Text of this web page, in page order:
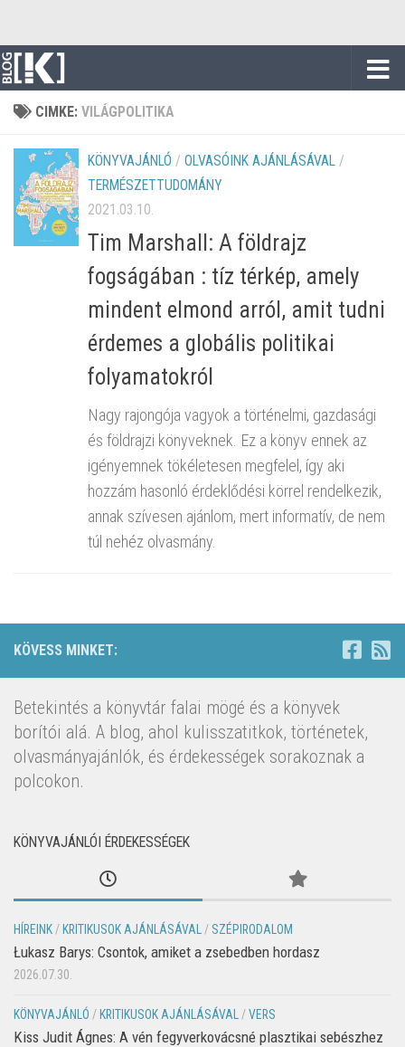
CIMKE: VILÁGPOLITIKA
KÖNYVAJÁNLÓ / OLVASÓINK AJÁNLÁSÁVAL /
TERMÉSZETTUDOMÁNY
2021.03.10.
Tim Marshall: A földrajz
fogságában : tíz térkép, amely
mindent elmond arról, amit tudni
érdemes a globális politikai
folyamatokról
Nagy rajongója vagyok a történelmi, gazdasági
és földrajzi könyveknek. Ez a könyv ennek az
igényemnek tökéletesen megfelel, így aki
hozzám hasonló érdeklődési körrel rendelkezik,
annak szívesen ajánlom, mert informatív, de nem
túl nehéz olvasmány.
KÖVESS MINKET:
Betekintés a könyvtár falai mögé és a könyvek
borítói alá. A blog, ahol kulisszatitkok, történetek,
olvasmányajánlók, és érdekességek sorakoznak a
polcokon.
KÖNYVAJÁNLÓI ÉRDEKESSÉGEK
HÍREINK / KRITIKUSOK AJÁNLÁSÁVAL / SZÉPIRODALOM
Łukasz Barys: Csontok, amiket a zsebedben hordasz
2026.07.30.
KÖNYVAJÁNLÓ / KRITIKUSOK AJÁNLÁSÁVAL /VERS
Kiss Judit Ágnes: A vén fegyverkovácsné plasztikai sebészhez